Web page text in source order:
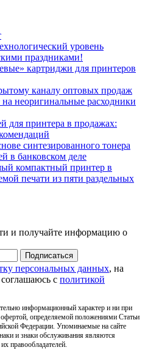
уровень
праздниками!
картриджи для принтеров
каналу оптовых продаж
неоригинальные расходники
для принтера в продажах:
синтезированного тонера
в банковском деле
компактный принтер в
печати из пяти раздельных
и получайте информацию о
Подписаться
персональных данных, на
с политикой
информационный характер и ни при
определяемой положениями Статьи
Федерации. Упоминаемые на сайте
и знаки обслуживания являются
правообладателей.